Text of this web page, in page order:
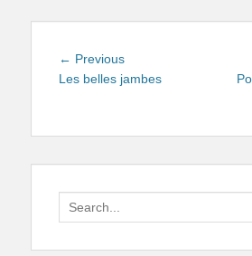
Navigation
de
← PreviousPrevious
post:
Les belles jambes
Search
for: